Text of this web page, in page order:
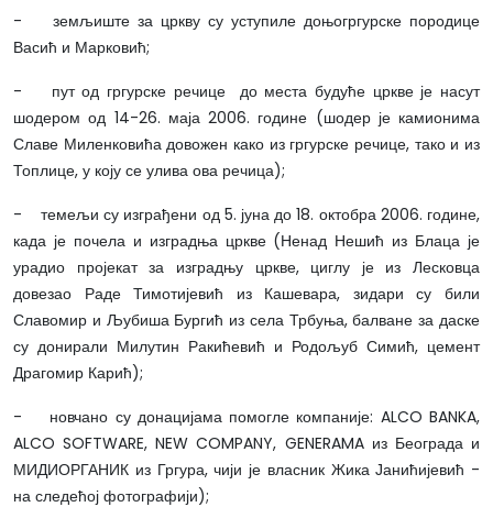
- земљиште за цркву су уступиле доњогргурске породице
Васић и Марковић;
- пут од гргурске речице до места будуће цркве је насут
шодером од 14-26. маја 2006. године (шодер је камионима
Славе Миленковића довожен како из гргурске речице, тако и из
Топлице, у коју се улива ова речица);
- темељи су изграђени од 5. јуна до 18. октобра 2006. године,
када је почела и изградња цркве (Ненад Нешић из Блаца је
урадио пројекат за изградњу цркве, циглу је из Лесковца
довезао Раде Тимотијевић из Кашевара, зидари су били
Славомир и Љубиша Бургић из села Трбуња, балване за даске
су донирали Милутин Ракићевић и Родољуб Симић, цемент
Драгомир Карић);
- новчано су донацијама помогле компаније: ALCO BANKA,
ALCO SOFTWARE, NEW COMPANY, GENERAMA из Београда и
МИДИОРГАНИК из Гргура, чији је власник Жика Јанићијевић -
на следећој фотографији);